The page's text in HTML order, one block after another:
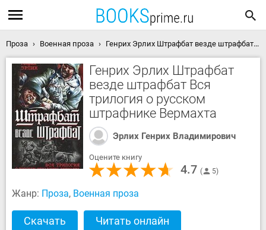
Проза Военная проза Генрих Эрлих Штрафбат везде штрафбат Вся трилогия о русском штрафнике Вермахта скачать книгу
Генрих Эрлих Штрафбат
везде штрафбат Вся
трилогия о русском
штрафнике Вермахта
Эрлих Генрих Владимирович
Оцените книгу
4.7 5
Жанр: Проза, Военная проза
Скачать Читать онлайн